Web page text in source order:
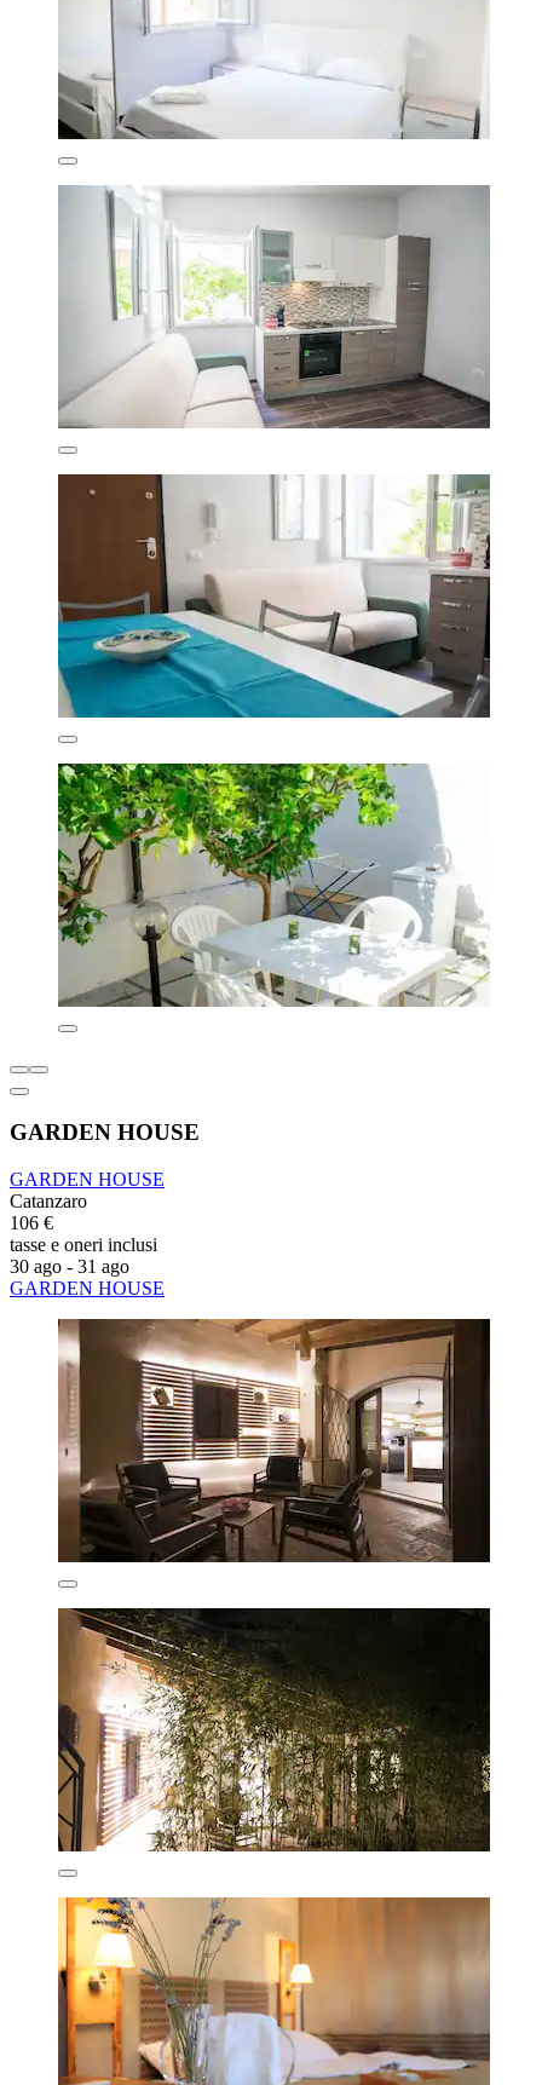
GARDEN HOUSE
GARDEN HOUSE
Catanzaro
106 €
tasse e oneri inclusi
30 ago - 31 ago
GARDEN HOUSE